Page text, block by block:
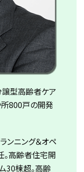
譲型高齢者ケア
所800戸の開発
ンニング＆オペ
。高齢者住宅開
30棟超。高齢